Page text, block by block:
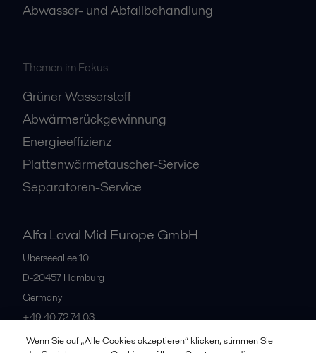
Abwasser- und Abfallbehandlung
Themen im Fokus
Grüner Wasserstoff
Abwärmerückgewinnung
Energieeffizienz
Plattenwärmetauscher-Service
Separatoren-Service
Alfa Laval Mid Europe GmbH
Überseeallee 10
D-20457 Hamburg
Germany
+49 40 72 74 03
Wenn Sie auf „Alle Cookies akzeptieren“ klicken, stimmen Sie